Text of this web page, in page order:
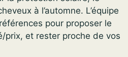
à l’automne. L’équipe
pour proposer le
prix, et rester proche de vos